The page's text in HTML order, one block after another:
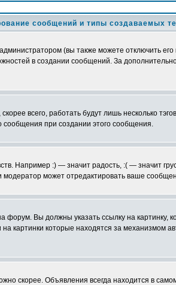
сообщений и типы создаваемых
(вы также можете отключить
в создании сообщений. За
всего, работать будут лишь несколько
сообщения при создании этого сообщения.
Например :) — значит радость, :( — значит
модератор может отредактировать ваше
форум. Вы должны указать ссылку на
картинки которые находятся за
скорее. Объявления всегда находится в